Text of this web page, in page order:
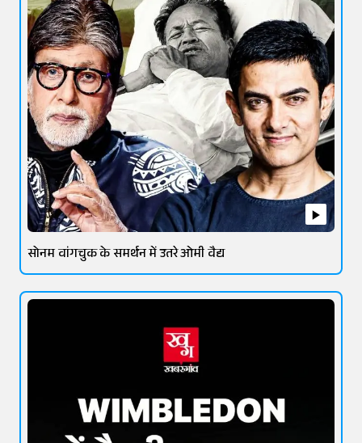
सोनम वांगचुक के समर्थन में उतरे ओमी वैद्य